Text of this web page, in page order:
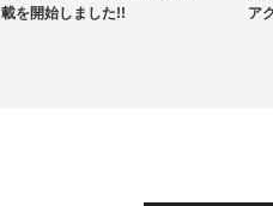
載を開始しました!!
ア